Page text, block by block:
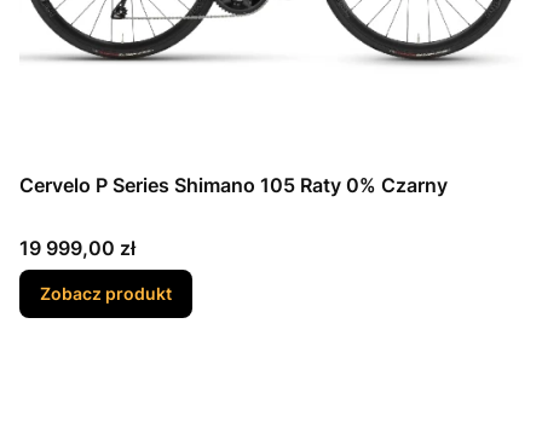
Cervelo P Series Shimano 105 Raty 0% Czarny
Cena
19 999,00 zł
Zobacz produkt